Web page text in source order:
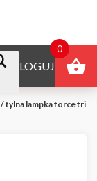
ZALOGUJ
/ tylna lampka force tri
0